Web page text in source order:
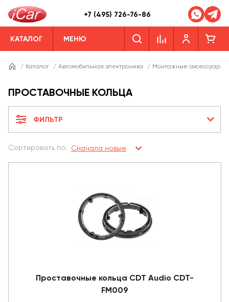
+7 (495) 726-76-86
КАТАЛОГ МЕНЮ
/ Каталог / Автомобильная электроника / Монтажные аксессуары
ПРОСТАВОЧНЫЕ КОЛЬЦА
ФИЛЬТР
Сортировать по: Сначала новые
Проставочные кольца CDT Audio CDT-
FM009